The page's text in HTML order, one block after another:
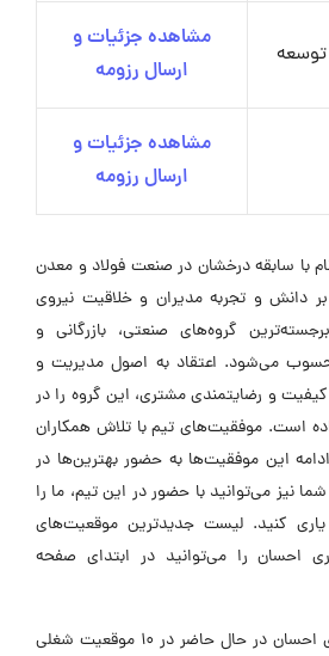
مشاهده جزئیات و
ارسال رزومه
مشاهده جزئیات و
ارسال رزومه
با سابقه درخشان در صنعت فولاد و معدن
دانش و تجربه مدیران و خلاقیت نیروی
گروه‌های صنعتی، بازرگانی و
می‌شود. اعتقاد به اصول مدیریت و
و رضایتمندی مشتری، این گروه را در
است. موفقیت‌های تیم با تلاش همکاران
این موفقیت‌ها به حضور بهترین‌ها در
نیز می‌توانید با حضور در این تیم، ما را
کنید. لیست جدیدترین موقعیت‌های
احسان را می‌توانید در ابتدای صفحه
گروه سرمایه گذاری احسان در حال حاضر در ۱۰ موقعیت شغلی